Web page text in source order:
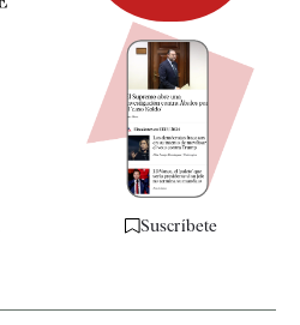
Suscríbete